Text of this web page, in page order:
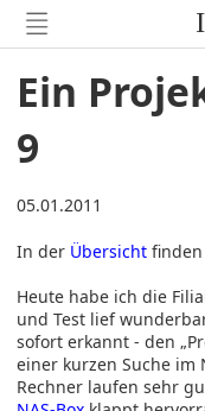
Ein
9
05.01.2011
In der Übersicht finden
Heute habe ich die
und Test lief
sofort erkannt - den
einer kurzen Suche im
Rechner laufen sehr